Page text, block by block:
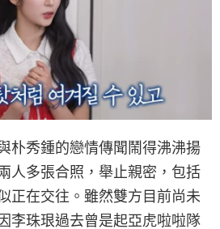
朴秀鍾的戀情傳聞鬧得沸沸揚
人多張合照，舉止親密，包括
正在交往。雖然雙方目前尚未
李珠珢過去曾是起亞虎啦啦隊